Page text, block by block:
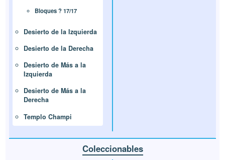
Bloques ? 17/17
Desierto de la Izquierda
Desierto de la Derecha
Desierto de Más a la
Izquierda
Desierto de Más a la
Derecha
Templo Champi
Coleccionables